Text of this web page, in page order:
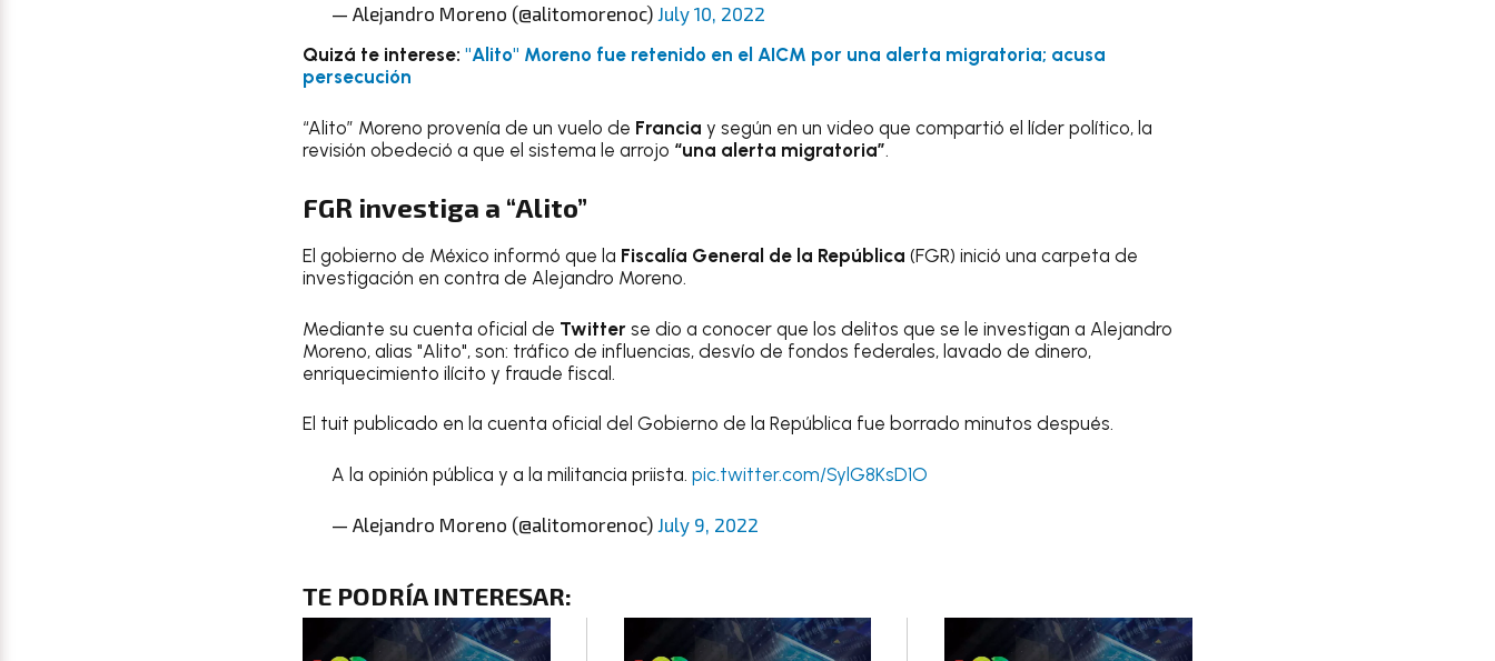
— Alejandro Moreno (@alitomorenoc) July 10, 2022
Quizá te interese: "Alito" Moreno fue retenido en el AICM por una alerta migratoria; acusa
persecución
“Alito” Moreno provenía de un vuelo de Francia y según en un video que compartió el líder político, la
revisión obedeció a que el sistema le arrojo “una alerta migratoria”.
FGR investiga a “Alito”
El gobierno de México informó que la Fiscalía General de la República (FGR) inició una carpeta de
investigación en contra de Alejandro Moreno.
Mediante su cuenta oficial de Twitter se dio a conocer que los delitos que se le investigan a Alejandro
Moreno, alias "Alito", son: tráfico de influencias, desvío de fondos federales, lavado de dinero,
enriquecimiento ilícito y fraude fiscal.
El tuit publicado en la cuenta oficial del Gobierno de la República fue borrado minutos después.
A la opinión pública y a la militancia priista. pic.twitter.com/SylG8KsD1O
— Alejandro Moreno (@alitomorenoc) July 9, 2022
TE PODRÍA INTERESAR: